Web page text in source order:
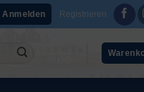
Anmelden Registrieren